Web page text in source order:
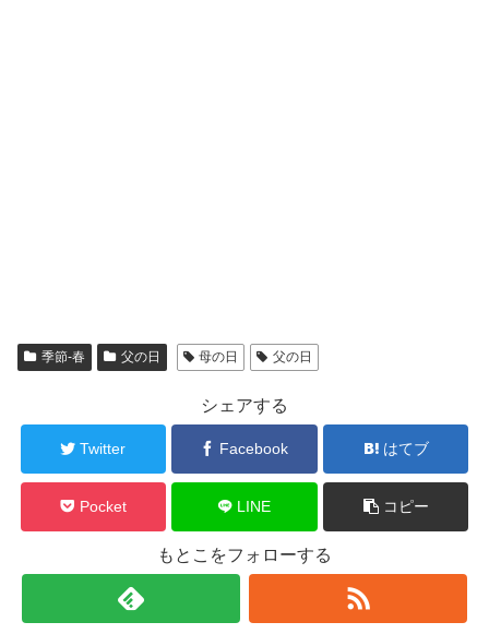
季節-春 父の日 母の日 父の日
シェアする
Twitter Facebook はてブ
Pocket LINE コピー
もとこをフォローする